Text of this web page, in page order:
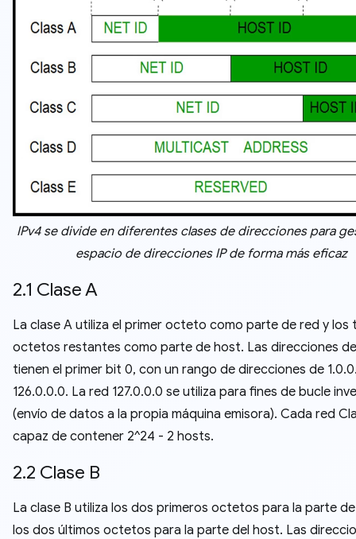
IPv4 se divide en diferentes clases de direcciones para
espacio de direcciones IP de forma más eficaz
2.1 Clase A
La clase A utiliza el primer octeto como parte de red y los
octetos restantes como parte de host. Las direcciones
tienen el primer bit 0, con un rango de direcciones de
126.0.0.0. La red 127.0.0.0 se utiliza para fines de bucle
(envío de datos a la propia máquina emisora). Cada red
capaz de contener 2^24 - 2 hosts.
2.2 Clase B
La clase B utiliza los dos primeros octetos para la parte
los dos últimos octetos para la parte del host. Las